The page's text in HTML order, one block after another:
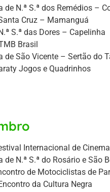
de N.ª S.ª dos Remédios –
Cruz – Mamanguá
S.ª das Dores – Capelinha
Brasil
de São Vicente – Sertão do
Jogos e Quadrinhos
Internacional de
de N.ª S.ª do Rosário e São
de Motociclistas de
da Cultura Negra